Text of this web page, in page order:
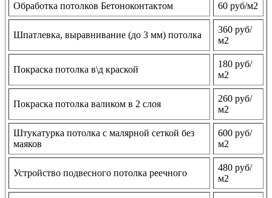
Обработка потолков Бетоноконтактом 60 руб/м2
Шпатлевка, выравнивание (до 3 мм) потолка
360 руб/
м2
Покраска потолка в\д краской
180 руб/
м2
Покраска потолка валиком в 2 слоя
260 руб/
м2
Штукатурка потолка с малярной сеткой без
маяков
600 руб/
м2
Устройство подвесного потолка реечного
480 руб/
м2